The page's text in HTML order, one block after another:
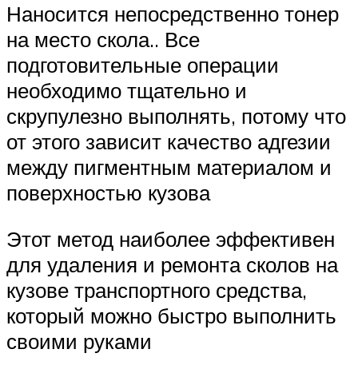
Наносится непосредственно тонер
на место скола.. Все
подготовительные операции
необходимо тщательно и
скрупулезно выполнять, потому что
от этого зависит качество адгезии
между пигментным материалом и
поверхностью кузова
Этот метод наиболее эффективен
для удаления и ремонта сколов на
кузове транспортного средства,
который можно быстро выполнить
своими руками